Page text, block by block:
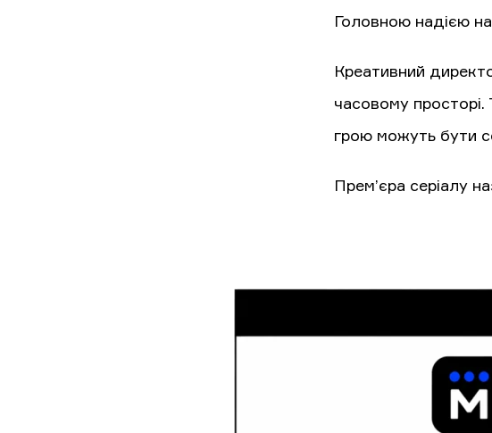
Головною надією
Креативний
часовому просторі.
грою можуть бути
Прем’єра серіалу